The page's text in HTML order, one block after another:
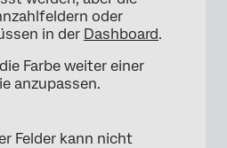
oder
in der Dashboard.
Farbe weiter einer
anzupassen.
Felder kann nicht